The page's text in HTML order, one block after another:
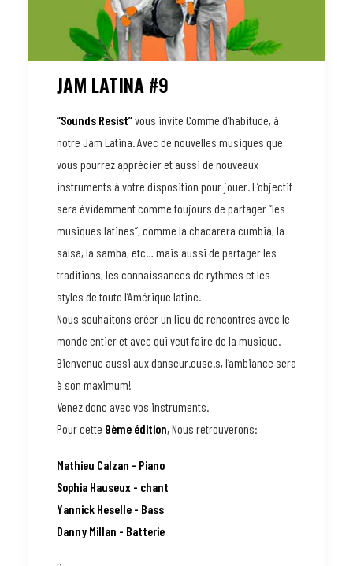
JAM LATINA #9
“Sounds Resist”vous invite Comme d’habitude, à
notre Jam Latina. Avec de nouvelles musiques que
vous pourrez apprécier et aussi de nouveaux
instruments à votre disposition pour jouer. L’objectif
sera évidemment comme toujours de partager “les
musiques latines”, comme la chacarera cumbia, la
salsa, la samba, etc… mais aussi de partager les
traditions, les connaissances de rythmes et les
styles de toute l’Amérique latine.
Nous souhaitons créer un lieu de rencontres avec le
monde entier et avec qui veut faire de la musique.
Bienvenue aussi aux danseur.euse.s, l’ambiance sera
à son maximum!
Venez donc avec vos instruments.
Pour cette 9ème édition, Nous retrouverons:
Mathieu Calzan - Piano
Sophia Hauseux - chant
Yannick Heselle - Bass
Danny Millan - Batterie